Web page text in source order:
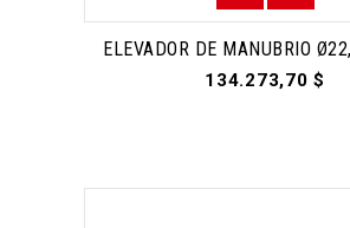
ELEVADOR DE MANUBRIO
134.273,70 $